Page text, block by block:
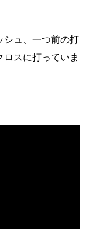
シュ、一つ前の打
スに打っていま